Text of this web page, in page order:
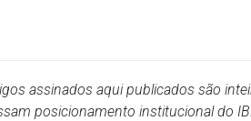
assinados aqui publicados são
posicionamento institucional do